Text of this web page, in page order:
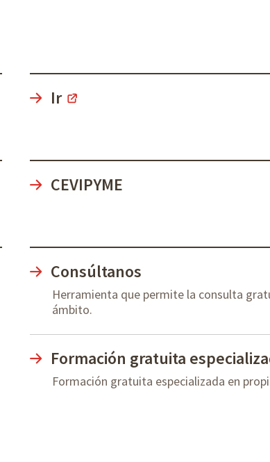
Ir
CEVIPYME
Consúltanos
Herramienta que permite la consulta
ámbito.
Formación gratuita
Formación gratuita especializada en